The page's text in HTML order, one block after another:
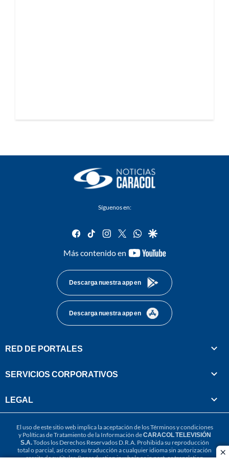
Síguenos en:
facebook
tiktok instagram
twitterwhatsapp
google
Más contenido en
youtube-
Descarga nuestra app en
Descarga nuestra app en
RED DE PORTALES
SERVICIOS CORPORATIVOS
LEGAL
El uso de este sitio web implica la aceptación de losTérminos y condiciones
y Políticas de Tratamiento de la Información deCARACOL TELEVISIÓN
S.A.Todos los Derechos Reservados D.R.A. Prohibida su reproducción
total o parcial, así como su traducción a cualquier idioma sin autorización
escrita de su titular. Reproduction in whole or in part, or translation